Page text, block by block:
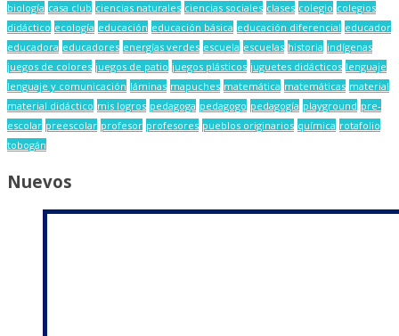
biología casa club ciencias naturales ciencias sociales clases colegio colegios
didáctico ecología educación educación básica educación diferencial educador
educadora educadores energías verdes escuela escuelas historia indígenas
juegos de colores juegos de patio juegos plásticos juguetes didácticos lenguaje
lenguaje y comunicación láminas mapuches matemática matemáticas material
material didáctico mis logros pedagoga pedagogo pedagogía playground pre-
escolar preescolar profesor profesores pueblos originarios química rotafolio
tobogán
Nuevos